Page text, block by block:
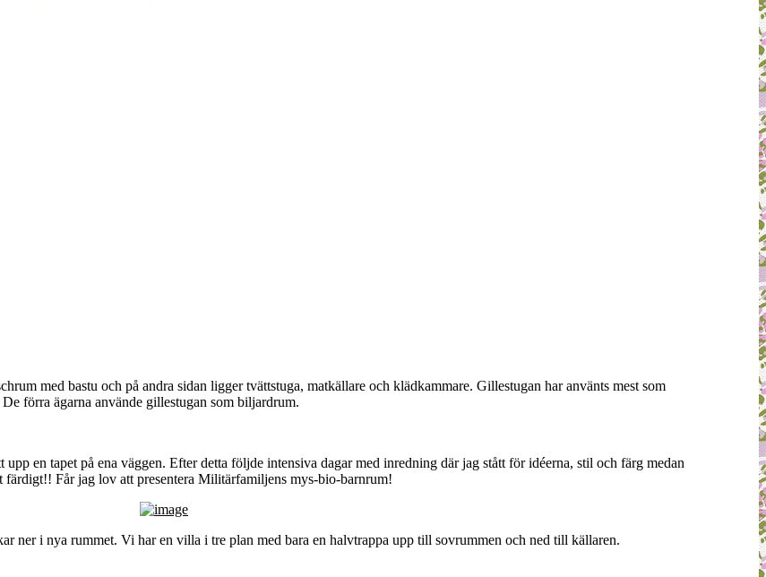
med bastu och på andra sidan ligger tvättstuga, matkällare och klädkammare. Gillestugan har använts mest som
förra ägarna använde gillestugan som biljardrum.
en tapet på ena väggen. Efter detta följde intensiva dagar med inredning där jag stått för idéerna, stil och färg medan
Får jag lov att presentera Militärfamiljens mys-bio-barnrum!
ner i nya rummet. Vi har en villa i tre plan med bara en halvtrappa upp till sovrummen och ned till källaren.